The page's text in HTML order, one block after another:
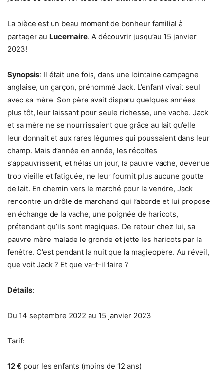
La pièce est un beau moment de bonheur familial à
partager au Lucernaire. A découvrir jusqu’au 15 janvier
2023!
Synopsis: Il était une fois, dans une lointaine campagne
anglaise, un garçon, prénommé Jack. L’enfant vivait seul
avec sa mère. Son père avait disparu quelques années
plus tôt, leur laissant pour seule richesse, une vache. Jack
et sa mère ne se nourrissaient que grâce au lait qu’elle
leur donnait et aux rares légumes qui poussaient dans leur
champ. Mais d’année en année, les récoltes
s’appauvrissent, et hélas un jour, la pauvre vache, devenue
trop vieille et fatiguée, ne leur fournit plus aucune goutte
de lait. En chemin vers le marché pour la vendre, Jack
rencontre un drôle de marchand qui l’aborde et lui propose
en échange de la vache, une poignée de haricots,
prétendant qu’ils sont magiques. De retour chez lui, sa
pauvre mère malade le gronde et jette les haricots par la
fenêtre. C’est pendant la nuit que la magieopère. Au réveil,
que voit Jack ? Et que va-t-il faire ?
Détails:
Du 14 septembre 2022 au 15 janvier 2023
Tarif:
12 € pour les enfants (moins de 12 ans)